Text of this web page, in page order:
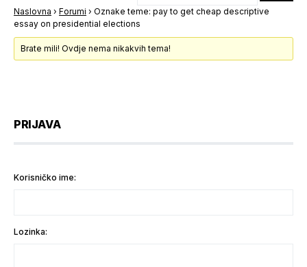
Naslovna › Forumi › Oznake teme: pay to get cheap descriptive
essay on presidential elections
Brate mili! Ovdje nema nikakvih tema!
PRIJAVA
Korisničko ime:
Lozinka: